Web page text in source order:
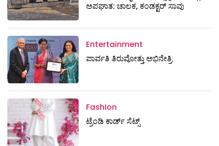
ಅಪಘಾತ: ಚಾಲಕ, ಕಂಡಕ್ಟರ್ ಸಾವು
Entertainment
ಪಾರ್ವತಿ ತಿರುವೋತ್ತು ಅಭಿನೇತ್ರಿ
Fashion
ಟ್ರೆಂಡಿ ಕಾರ್ಡ್‌ ಸೆಟ್ಸ್